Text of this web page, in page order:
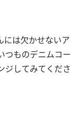
には欠かせないア
つものデニムコー
ジしてみてくださ